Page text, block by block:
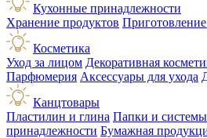
Кухонные принадлежности
Хранение продуктов
Косметика
Уход за лицом Декоративная
Парфюмерия Аксессуары для ухода
Канцтовары
Пластилин и глина Папки и
принадлежности Бумажная